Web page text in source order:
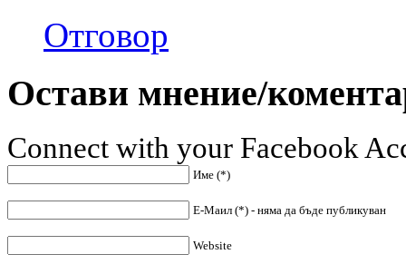
Отговор
Остави мнение/
Connect with your Facebook
Име (*)
Е-Маил (*) - няма да бъде публикуван
Website